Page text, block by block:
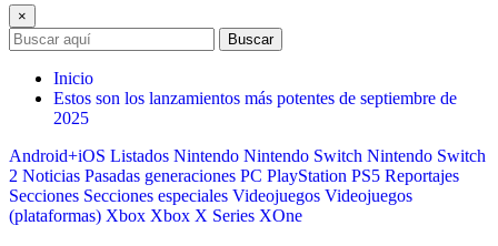
×
Buscar
Inicio
Estos son los lanzamientos más potentes de septiembre de
2025
Android+iOS Listados Nintendo Nintendo Switch Nintendo Switch
2 Noticias Pasadas generaciones PC PlayStation PS5 Reportajes
Secciones Secciones especiales Videojuegos Videojuegos
(plataformas) Xbox Xbox X Series XOne